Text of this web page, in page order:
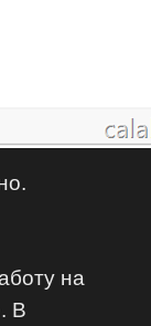
на
В